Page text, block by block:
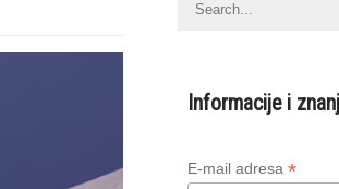
Informacije i
E-mail adresa *